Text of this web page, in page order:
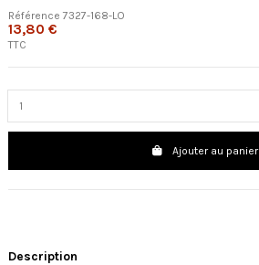
Référence 7327-168-LO
13,80 €
TTC
Ajouter au panier
Description